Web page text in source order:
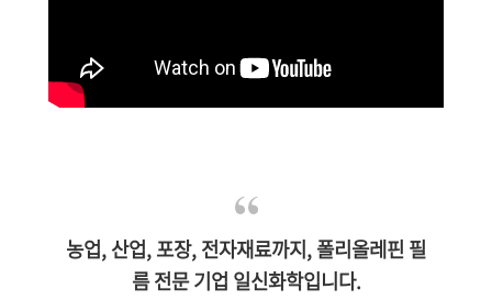
농업, 산업, 포장, 전자재료까지, 폴리올레핀 필
름 전문 기업 일신화학입니다.